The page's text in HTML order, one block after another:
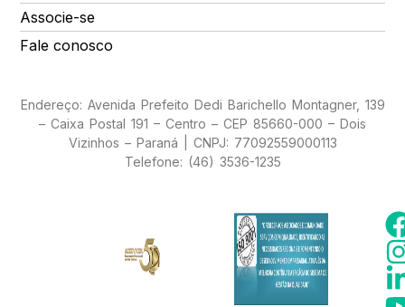
Associe-se
Fale conosco
Endereço: Avenida Prefeito Dedi Barichello Montagner, 139
– Caixa Postal 191 – Centro – CEP 85660-000 – Dois
Vizinhos – Paraná | CNPJ: 77092559000113
Telefone: (46) 3536-1235